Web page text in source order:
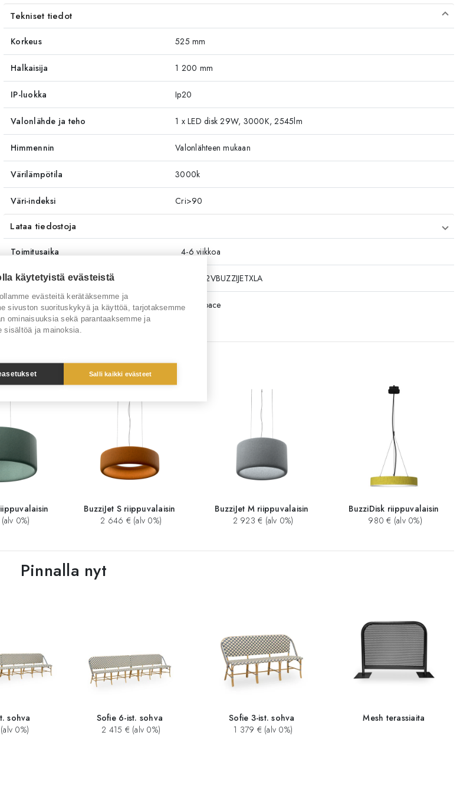
Tekniset tiedot
Korkeus 525 mm
Halkaisija 1 200 mm
IP-luokka Ip20
Valonlähde ja teho 1 x LED disk 29W, 3000K, 2545lm
Himmennin Valonlähteen mukaan
Värilämpötila 3000k
Väri-indeksi Cri>90
Lataa tiedostoja
Toimitusaika 4-6 viikkoa
Tuotenumero RT4252VBUZZIJETXLA
Tuotemerkki Buzzispace
kiinnostaa myös
0%)
BuzziJet S riippuvalaisin
2 646 € (alv 0%)
BuzziJet M riippuvalaisin
2 923 € (alv 0%)
BuzziDisk riippuvalaisin
980 € (alv 0%)
Pinnalla nyt
sohva
0%)
Sofie 6-ist. sohva
2 415 € (alv 0%)
Sofie 3-ist. sohva
1 379 € (alv 0%)
Mesh terassiaita
käytetyistä evästeistä
evästeitä kerätäksemme ja
sivuston suorituskykyä ja käyttöä, tarjotaksemme
ominaisuuksia sekä parantaaksemme ja
sisältöä ja mainoksia.
Salli kaikki evästeet